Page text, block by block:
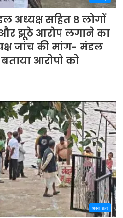
अध्यक्ष सहित 8 लोगों
और झूठे आरोप लगाने का
जांच की मांग- मंडल
आरोपो को
अपना शहर